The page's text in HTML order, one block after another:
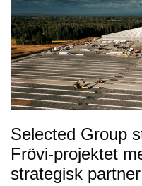
Selected Group
Frövi-projektet
strategisk partner